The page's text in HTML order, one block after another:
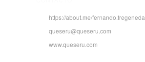
https://about.me/fernando.fregeneda
queseru@queseru.com
www.queseru.com